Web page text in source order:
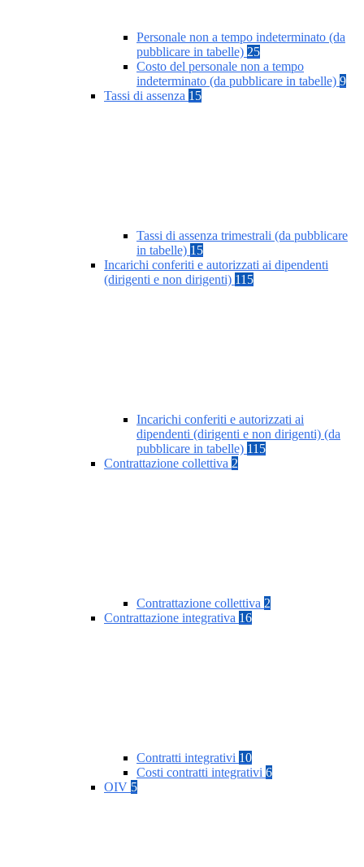
Personale non a tempo indeterminato (da
pubblicare in tabelle) 25
Costo del personale non a tempo
indeterminato (da pubblicare in tabelle) 9
Tassi di assenza 15
Tassi di assenza trimestrali (da pubblicare
in tabelle) 15
Incarichi conferiti e autorizzati ai dipendenti
(dirigenti e non dirigenti) 115
Incarichi conferiti e autorizzati ai
dipendenti (dirigenti e non dirigenti) (da
pubblicare in tabelle) 115
Contrattazione collettiva 2
Contrattazione collettiva 2
Contrattazione integrativa 16
Contratti integrativi 10
Costi contratti integrativi 6
OIV 5